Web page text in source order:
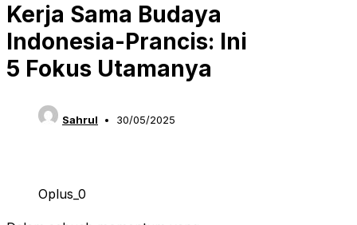
Kerja Sama Budaya
Indonesia-Prancis: Ini
5 Fokus Utamanya
Sahrul 30/05/2025
Oplus_0